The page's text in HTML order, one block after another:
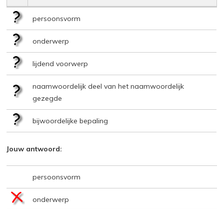
persoonsvorm
onderwerp
lijdend voorwerp
naamwoordelijk deel van het naamwoordelijk
gezegde
bijwoordelijke bepaling
Jouw antwoord:
persoonsvorm
onderwerp